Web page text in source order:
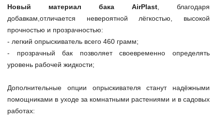
Новый материал бака AirPlast , благодаря
добавкам,отличается невероятной лёгкостью, высокой
прочностью и прозрачностью:
- легкий опрыскиватель всего 460 грамм;
- прозрачный бак позволяет своевременно определять
уровень рабочей жидкости;
Дополнительные опции опрыскивателя станут надёжными
помощниками в уходе за комнатными растениями и в садовых
работах: